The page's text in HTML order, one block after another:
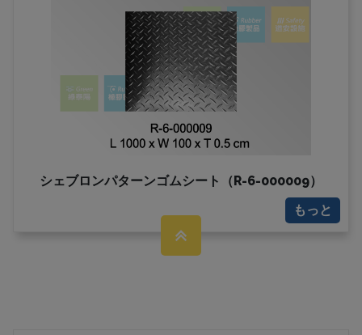
シェブロンパターンゴムシート（R-6-000009）
もっと